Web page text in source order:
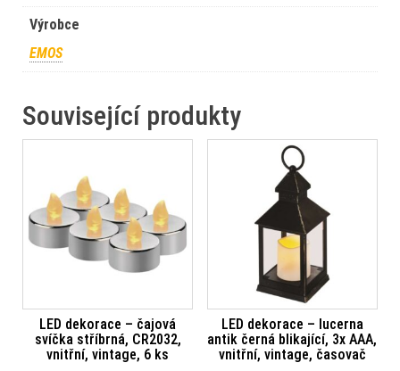
Výrobce
EMOS
Související produkty
LED dekorace – čajová
svíčka stříbrná, CR2032,
vnitřní, vintage, 6 ks
LED dekorace – lucerna
antik černá blikající, 3x AAA,
vnitřní, vintage, časovač